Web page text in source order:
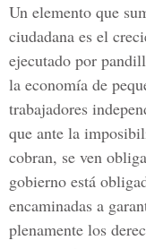
Un elemento que
ciudadana es el
ejecutado por
la economía de
trabajadores
que ante la
cobran, se ven
gobierno está
encaminadas a
plenamente los